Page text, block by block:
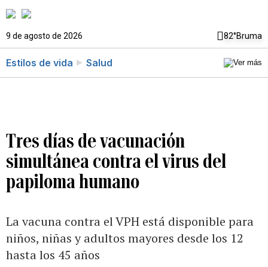
9 de agosto de 2026 82°Bruma
Estilos de vida Salud
Tres días de vacunación
simultánea contra el virus del
papiloma humano
La vacuna contra el VPH está disponible para
niños, niñas y adultos mayores desde los 12
hasta los 45 años